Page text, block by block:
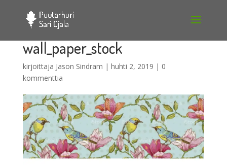
wall_paper_stock
kirjoittaja Jason Sindram | huhti 2, 2019 | 0
kommenttia